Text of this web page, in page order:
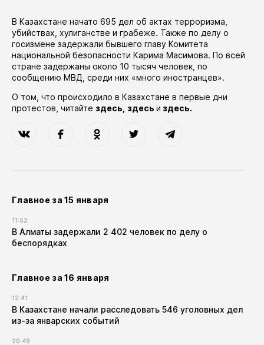
В Казахстане начато 695 дел об актах терроризма,
убийствах, хулиганстве и грабеже. Также по делу о
госизмене задержали бывшего главу Комитета
национальной безопасности Карима Масимова. По всей
стране задержаны около 10 тысяч человек, по
сообщению МВД, среди них «много иностранцев».
О том, что происходило в Казахстане в первые дни
протестов, читайте здесь, здесь и здесь.
Главное за 15 января
11:52
В Алматы задержали 2 402 человек по делу о
беспорядках
Главное за 16 января
12:41
В Казахстане начали расследовать 546 уголовных дел
из-за январских событий
20:49